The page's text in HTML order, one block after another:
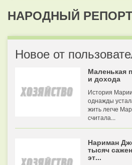
НАРОДНЫЙ
Новое от
Маленькая
и дохода
История
однажды
жить легче
считала...
Нариман
тысяч
эт...